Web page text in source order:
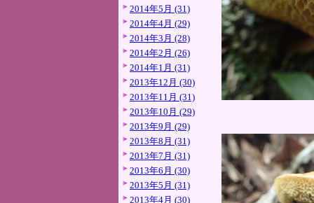
2014年5月 (31)
2014年4月 (29)
2014年3月 (28)
2014年2月 (26)
2014年1月 (31)
2013年12月 (30)
2013年11月 (31)
2013年10月 (29)
2013年9月 (29)
2013年8月 (31)
2013年7月 (31)
2013年6月 (30)
2013年5月 (31)
2013年4月 (30)